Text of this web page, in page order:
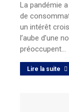
La pandémie
de
un intérêt
l’aube d’une
préoccupent…
Lire la suite